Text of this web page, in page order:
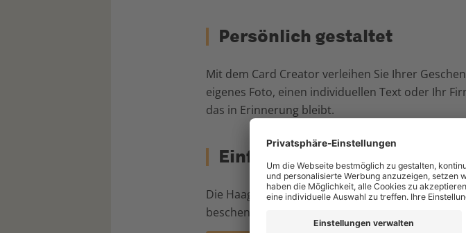
Persönlich gestaltet
Mit dem Card Creator verleihen Sie Ihrer
eigenes Foto, einen individuellen Text oder Ihr
das in Erinnerung bleibt.
Einfach bestellt, vielseitig
Die Haag Center-Geschenkkarte ist in 19
beschenkten Person eine grosse Auswahl.